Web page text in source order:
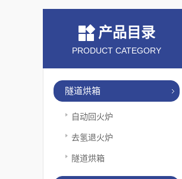
产品目录
PRODUCT CATEGORY
隧道烘箱
自动回火炉
去氢退火炉
隧道烘箱